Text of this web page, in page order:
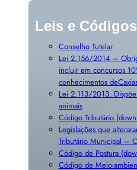
Leis e
Conselho Tutelar
Lei 2.156/2014 –
incluir em concursos
conhecimentos
Lei 2.113/2013.
animais
Código Tributário
Legislações que
Tributário Municipal –
Código de Postura
Código de Meio-